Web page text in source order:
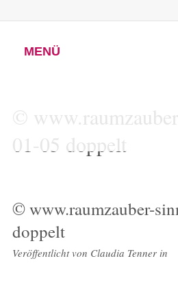
MENÜ
©
01-05 doppelt
© www.raumzauber-
doppelt
Veröffentlicht von Claudia Tennerin